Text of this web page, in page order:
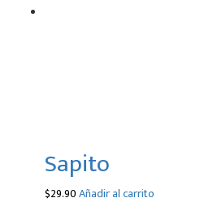
Sapito
$29.90Añadir al carrito